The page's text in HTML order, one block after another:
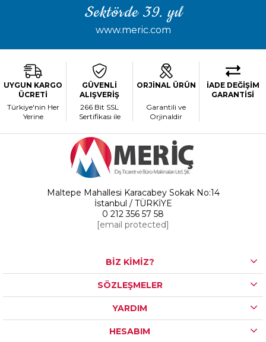
Sektörde 39. yıl
www.meric.com
UYGUN KARGO
ÜCRETİ
Türkiye'nin Her
Yerine
GÜVENLİ
ALIŞVERİŞ
266 Bit SSL
Sertifikası ile
ORJİNAL ÜRÜN
Garantili ve
Orjinaldir
İADE DEĞİŞİM
GARANTİSİ
Maltepe Mahallesi Karacabey Sokak No:14
İstanbul / TÜRKİYE
0 212 356 57 58
[email protected]
BİZ KİMİZ?
SÖZLEŞMELER
YARDIM
HESABIM